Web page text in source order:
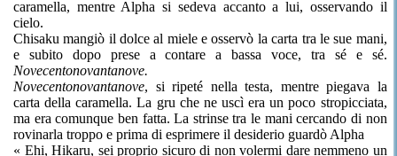
caramella, mentre Alpha si sedeva accanto a lui, osservando il
cielo.
Chisaku mangiò il dolce al miele e osservò la carta tra le sue mani,
e subito dopo prese a contare a bassa voce, tra sé e sé.
Novecentonovantanove.
Novecentonovantanove, si ripeté nella testa, mentre piegava la
carta della caramella. La gru che ne uscì era un poco stropicciata,
ma era comunque ben fatta. La strinse tra le mani cercando di non
rovinarla troppo e prima di esprimere il desiderio guardò Alpha
« Ehi, Hikaru, sei proprio sicuro di non volermi dare nemmeno un